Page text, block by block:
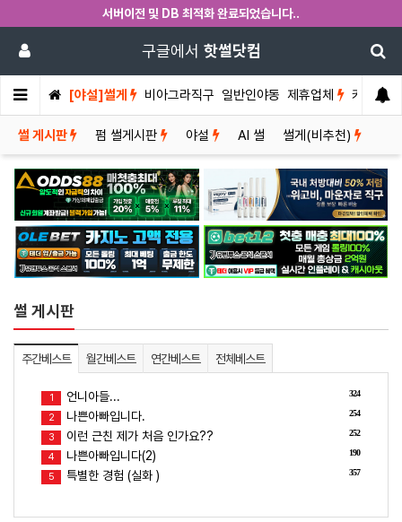
서버이전 및 DB 최적화 완료되었습니다..
구글에서 핫썰닷컴
[야설]썰게 비아그라직구 일반인야동 제휴업체 커뮤니티
썰 게시판 펌 썰게시판 야설 AI 썰 썰게(비추천)
썰 게시판
주간베스트 월간베스트 연간베스트 전체베스트
324
1 언니아들...
254
2 나쁜아빠입니다.
252
3 이런 근친 제가 처음 인가요??
190
4 나쁜아빠입니다(2)
357
5 특별한 경험 (실화 )